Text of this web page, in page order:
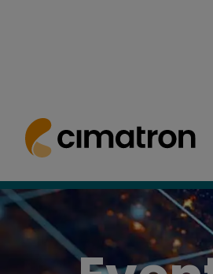
Consulte nuestra lista de